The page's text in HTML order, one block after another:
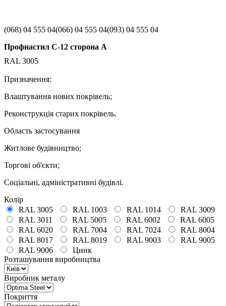
(068) 04 555 04(066) 04 555 04(093) 04 555 04
Профнастил С-12 сторона А
RAL 3005
Призначення:
Влаштування нових покрівель;
Реконструкція старих покрівель.
Область застосування
Житлове будівництво;
Торгові об'єкти;
Соціальні, адміністративні будівлі.
Колір
RAL 3005
RAL 1003 RAL 1014
RAL 3009
RAL 3011
RAL 5005 RAL 6002
RAL 6005
RAL 6020
RAL 7004 RAL 7024
RAL 8004
RAL 8017
RAL 8019 RAL 9003
RAL 9005
RAL 9006
Цинк
Розташування виробництва
Виробник металу
Покриття